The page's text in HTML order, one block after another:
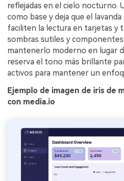
reflejadas en el cielo nocturno.
como base y deja que el
faciliten la lectura en tarjetas y
sombras sutiles y
mantenerlo moderno en lugar
reserva el tono más brillante
activos para mantener un
Ejemplo de imagen de iris de
con media.io